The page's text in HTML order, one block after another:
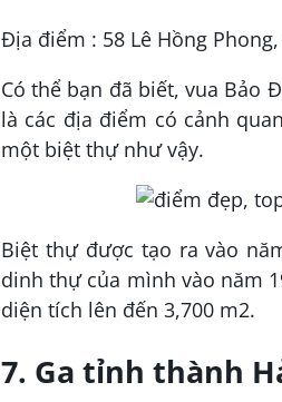
Địa điểm : 58 Lê Hồng
Có thể bạn đã biết, vua Bảo
là các địa điểm có cảnh
một biệt thự như vậy.
Biệt thự được tạo ra vào
dinh thự của mình vào năm
diện tích lên đến 3,700 m2.
7. Ga tỉnh thành